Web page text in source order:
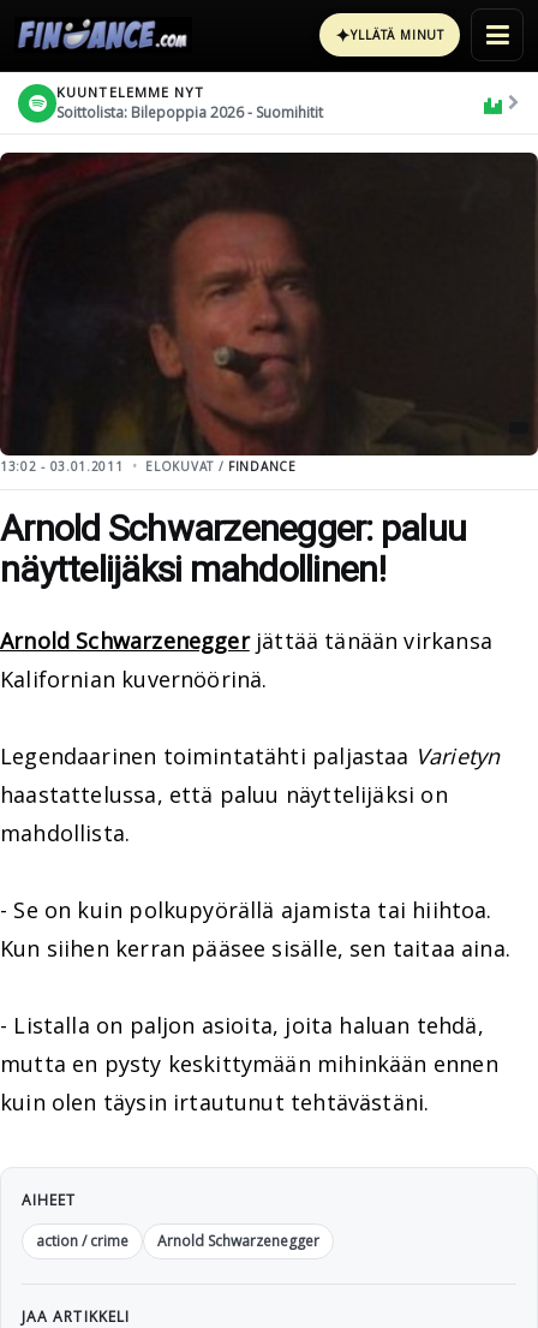
✦YLLÄTÄ MINUT
KUUNTELEMME NYT
Soittolista: Bilepoppia 2026 - Suomihitit
13:02 - 03.01.2011 ELOKUVAT / FINDANCE
Arnold Schwarzenegger: paluu
näyttelijäksi mahdollinen!
Arnold Schwarzeneggerjättää tänään virkansa
Kalifornian kuvernöörinä.
Legendaarinen toimintatähti paljastaa Varietyn
haastattelussa, että paluu näyttelijäksi on
mahdollista.
- Se on kuin polkupyörällä ajamista tai hiihtoa.
Kun siihen kerran pääsee sisälle, sen taitaa aina.
- Listalla on paljon asioita, joita haluan tehdä,
mutta en pysty keskittymään mihinkään ennen
kuin olen täysin irtautunut tehtävästäni.
AIHEET
action / crime
Arnold Schwarzenegger
JAA ARTIKKELI